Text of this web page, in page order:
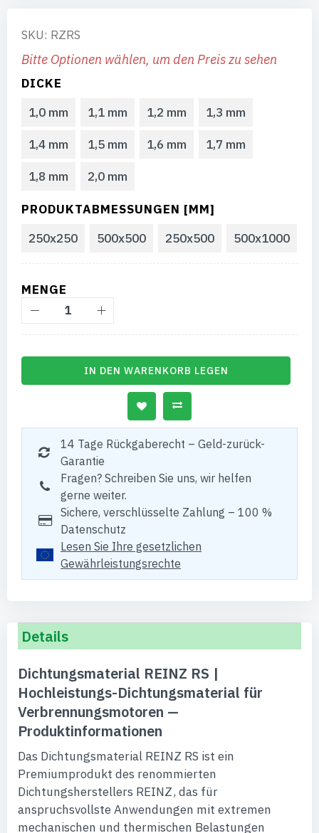
SKU: RZRS
Bitte Optionen wählen, um den Preis zu sehen
DICKE
1,0 mm
1,1 mm 1,2 mm 1,3 mm
1,4 mm 1,5 mm 1,6 mm 1,7 mm
1,8 mm 2,0 mm
PRODUKTABMESSUNGEN [MM]
250x250
500x500 250x500 500x1000
MENGE
IN DEN WARENKORB LEGEN
14 Tage Rückgaberecht – Geld-zurück-
Garantie
Fragen? Schreiben Sie uns, wir helfen
gerne weiter.
Sichere, verschlüsselte Zahlung – 100 %
Datenschutz
Lesen Sie Ihre gesetzlichen
Gewährleistungsrechte
Details
Dichtungsmaterial REINZ RS |
Hochleistungs-Dichtungsmaterial für
Verbrennungsmotoren —
Produktinformationen
Das Dichtungsmaterial REINZ RS ist ein
Premiumprodukt des renommierten
Dichtungsherstellers REINZ, das für
anspruchsvollste Anwendungen mit extremen
mechanischen und thermischen Belastungen